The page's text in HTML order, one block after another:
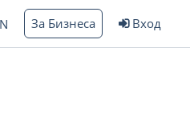
За Бизнеса Вход